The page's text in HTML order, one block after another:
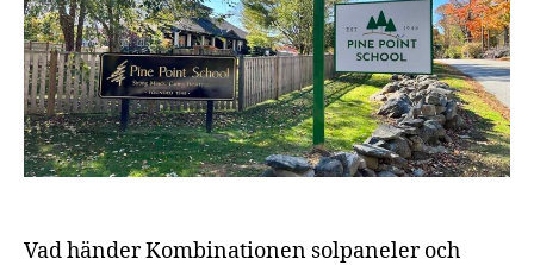
med
och
—
Vad händer Kombinationen solpaneler och